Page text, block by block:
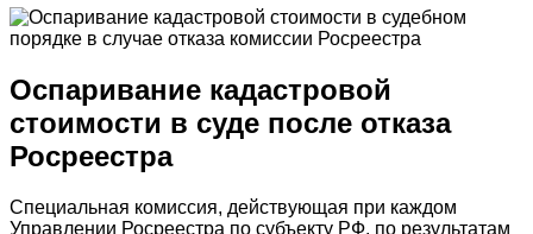
Оспаривание кадастровой
стоимости в суде после отказа
Росреестра
Специальная комиссия, действующая при каждом
Управлении Росреестра по субъекту РФ, по результатам